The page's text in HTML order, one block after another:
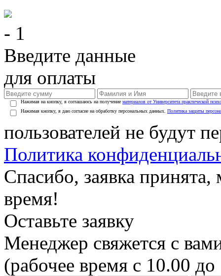
- 1
Введите данные
для оплаты
Нажимая на кнопку, я соглашаюсь на получение материалов от Университета практической
Нажимая кнопку, я даю согласие на обработку персональных данных. Политика защиты
пользователей не будут
Политика
Спасибо, заявка
время!
Оставьте заявку
Менеджер свяжется с
(рабочее время с 10.00